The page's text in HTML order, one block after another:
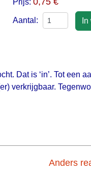
Prijs:
Aantal:
Dat is ‘in’. Tot
verkrijgbaar.
Anders